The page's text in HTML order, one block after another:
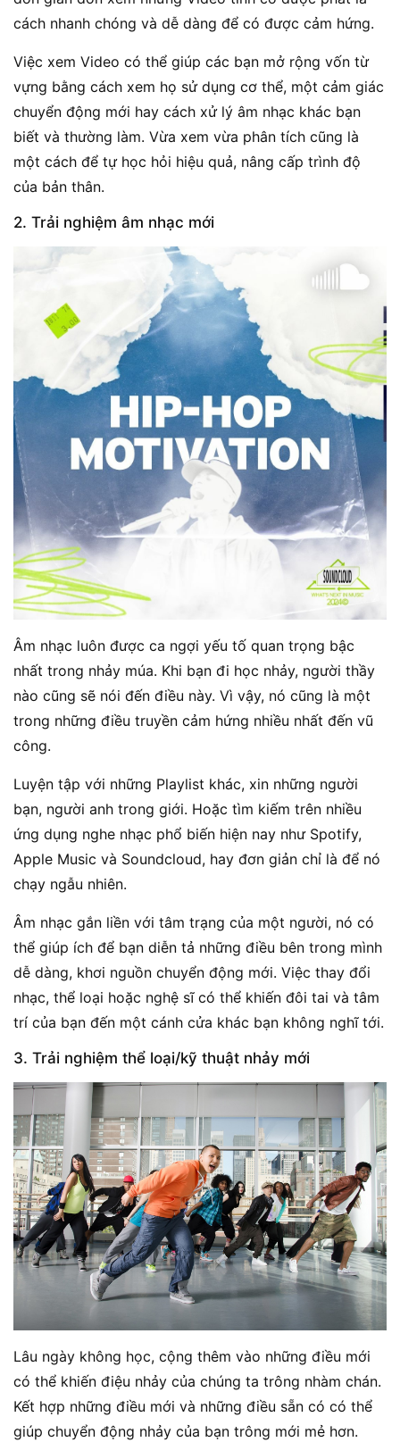
cách nhanh chóng và dễ dàng để có được cảm hứng.
Việc xem Video có thể giúp các bạn mở rộng vốn từ
vựng bằng cách xem họ sử dụng cơ thể, một cảm giác
chuyển động mới hay cách xử lý âm nhạc khác bạn
biết và thường làm. Vừa xem vừa phân tích cũng là
một cách để tự học hỏi hiệu quả, nâng cấp trình độ
của bản thân.
2. Trải nghiệm âm nhạc mới
Âm nhạc luôn được ca ngợi yếu tố quan trọng bậc
nhất trong nhảy múa. Khi bạn đi học nhảy, người thầy
nào cũng sẽ nói đến điều này. Vì vậy, nó cũng là một
trong những điều truyền cảm hứng nhiều nhất đến vũ
công.
Luyện tập với những Playlist khác, xin những người
bạn, người anh trong giới. Hoặc tìm kiếm trên nhiều
ứng dụng nghe nhạc phổ biến hiện nay như Spotify,
Apple Music và Soundcloud, hay đơn giản chỉ là để nó
chạy ngẫu nhiên.
Âm nhạc gắn liền với tâm trạng của một người, nó có
thể giúp ích để bạn diễn tả những điều bên trong mình
dễ dàng, khơi nguồn chuyển động mới. Việc thay đổi
nhạc, thể loại hoặc nghệ sĩ có thể khiến đôi tai và tâm
trí của bạn đến một cánh cửa khác bạn không nghĩ tới.
3. Trải nghiệm thể loại/kỹ thuật nhảy mới
Lâu ngày không học, cộng thêm vào những điều mới
có thể khiến điệu nhảy của chúng ta trông nhàm chán.
Kết hợp những điều mới và những điều sẵn có có thể
giúp chuyển động nhảy của bạn trông mới mẻ hơn.